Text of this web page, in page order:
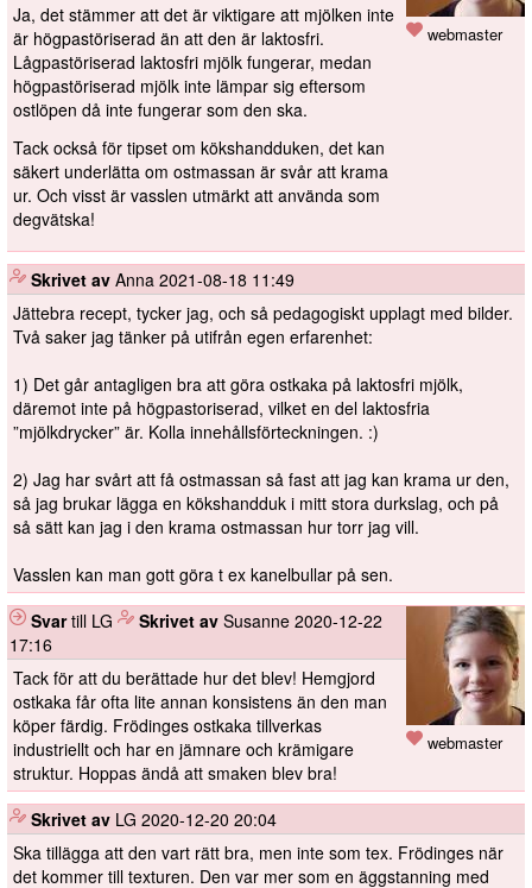
webmaster
Ja, det stämmer att det är viktigare att mjölken inte
är högpastöriserad än att den är laktosfri.
Lågpastöriserad laktosfri mjölk fungerar, medan
högpastöriserad mjölk inte lämpar sig eftersom
ostlöpen då inte fungerar som den ska.
Tack också för tipset om kökshandduken, det kan
säkert underlätta om ostmassan är svår att krama
ur. Och visst är vasslen utmärkt att använda som
degvätska!
Skrivet av Anna 2021-08-18 11:49
Jättebra recept, tycker jag, och så pedagogiskt upplagt med bilder.
Två saker jag tänker på utifrån egen erfarenhet:
1) Det går antagligen bra att göra ostkaka på laktosfri mjölk,
däremot inte på högpastoriserad, vilket en del laktosfria
”mjölkdrycker” är. Kolla innehållsförteckningen. :)
2) Jag har svårt att få ostmassan så fast att jag kan krama ur den,
så jag brukar lägga en kökshandduk i mitt stora durkslag, och på
så sätt kan jag i den krama ostmassan hur torr jag vill.
Vasslen kan man gott göra t ex kanelbullar på sen.
webmaster
Svartill LG Skrivet av Susanne 2020-12-22
17:16
Tack för att du berättade hur det blev! Hemgjord
ostkaka får ofta lite annan konsistens än den man
köper färdig. Frödinges ostkaka tillverkas
industriellt och har en jämnare och krämigare
struktur. Hoppas ändå att smaken blev bra!
Skrivet av LG 2020-12-20 20:04
Ska tillägga att den vart rätt bra, men inte som tex. Frödinges när
det kommer till texturen. Den var mer som en äggstanning med